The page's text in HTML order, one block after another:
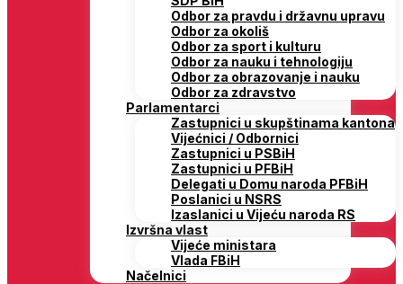
Odbor za pravdu i državnu upravu
Odbor za okoliš
Odbor za sport i kulturu
Odbor za nauku i tehnologiju
Odbor za obrazovanje i nauku
Odbor za zdravstvo
Parlamentarci
Zastupnici u skupštinama kantona
Vijećnici / Odbornici
Zastupnici u PSBiH
Zastupnici u PFBiH
Delegati u Domu naroda PFBiH
Poslanici u NSRS
Izaslanici u Vijeću naroda RS
Izvršna vlast
Vijeće ministara
Vlada FBiH
Načelnici